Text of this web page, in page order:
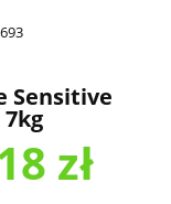
Sensitive
zł